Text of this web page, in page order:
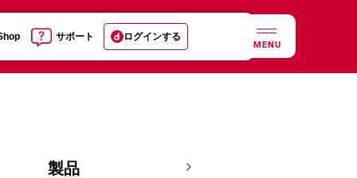
サポート ログインする
MENU
製品